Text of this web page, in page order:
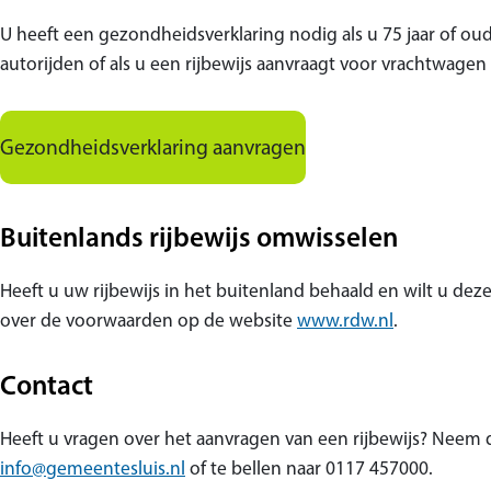
U heeft een gezondheidsverklaring nodig als u 75 jaar of
autorijden of als u een rijbewijs aanvraagt voor
Gezondheidsverklaring aanvragen
Buitenlands rijbewijs omwisselen
Heeft u uw rijbewijs in het buitenland behaald en wilt u
over de voorwaarden op de websitewww.rdw.nl.
Contact
Heeft u vragen over het aanvragen van een rijbewijs?
info@gemeentesluis.nl of te bellen naar 0117 457000.